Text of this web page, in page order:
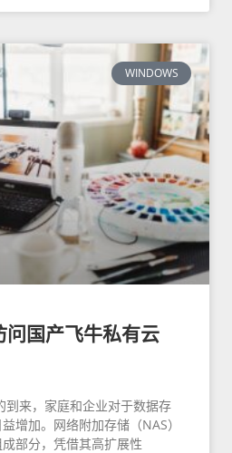
WINDOWS
问国产飞牛私有云
到来，家庭和企业对于数据存
增加。网络附加存储（NAS）
部分，凭借其高扩展性